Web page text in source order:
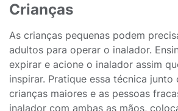
Crianças
As crianças pequenas podem
adultos para operar o inalador.
expirar e acione o inalador assim
inspirar. Pratique essa técnica junto
crianças maiores e as pessoas
inalador com ambas as mãos,